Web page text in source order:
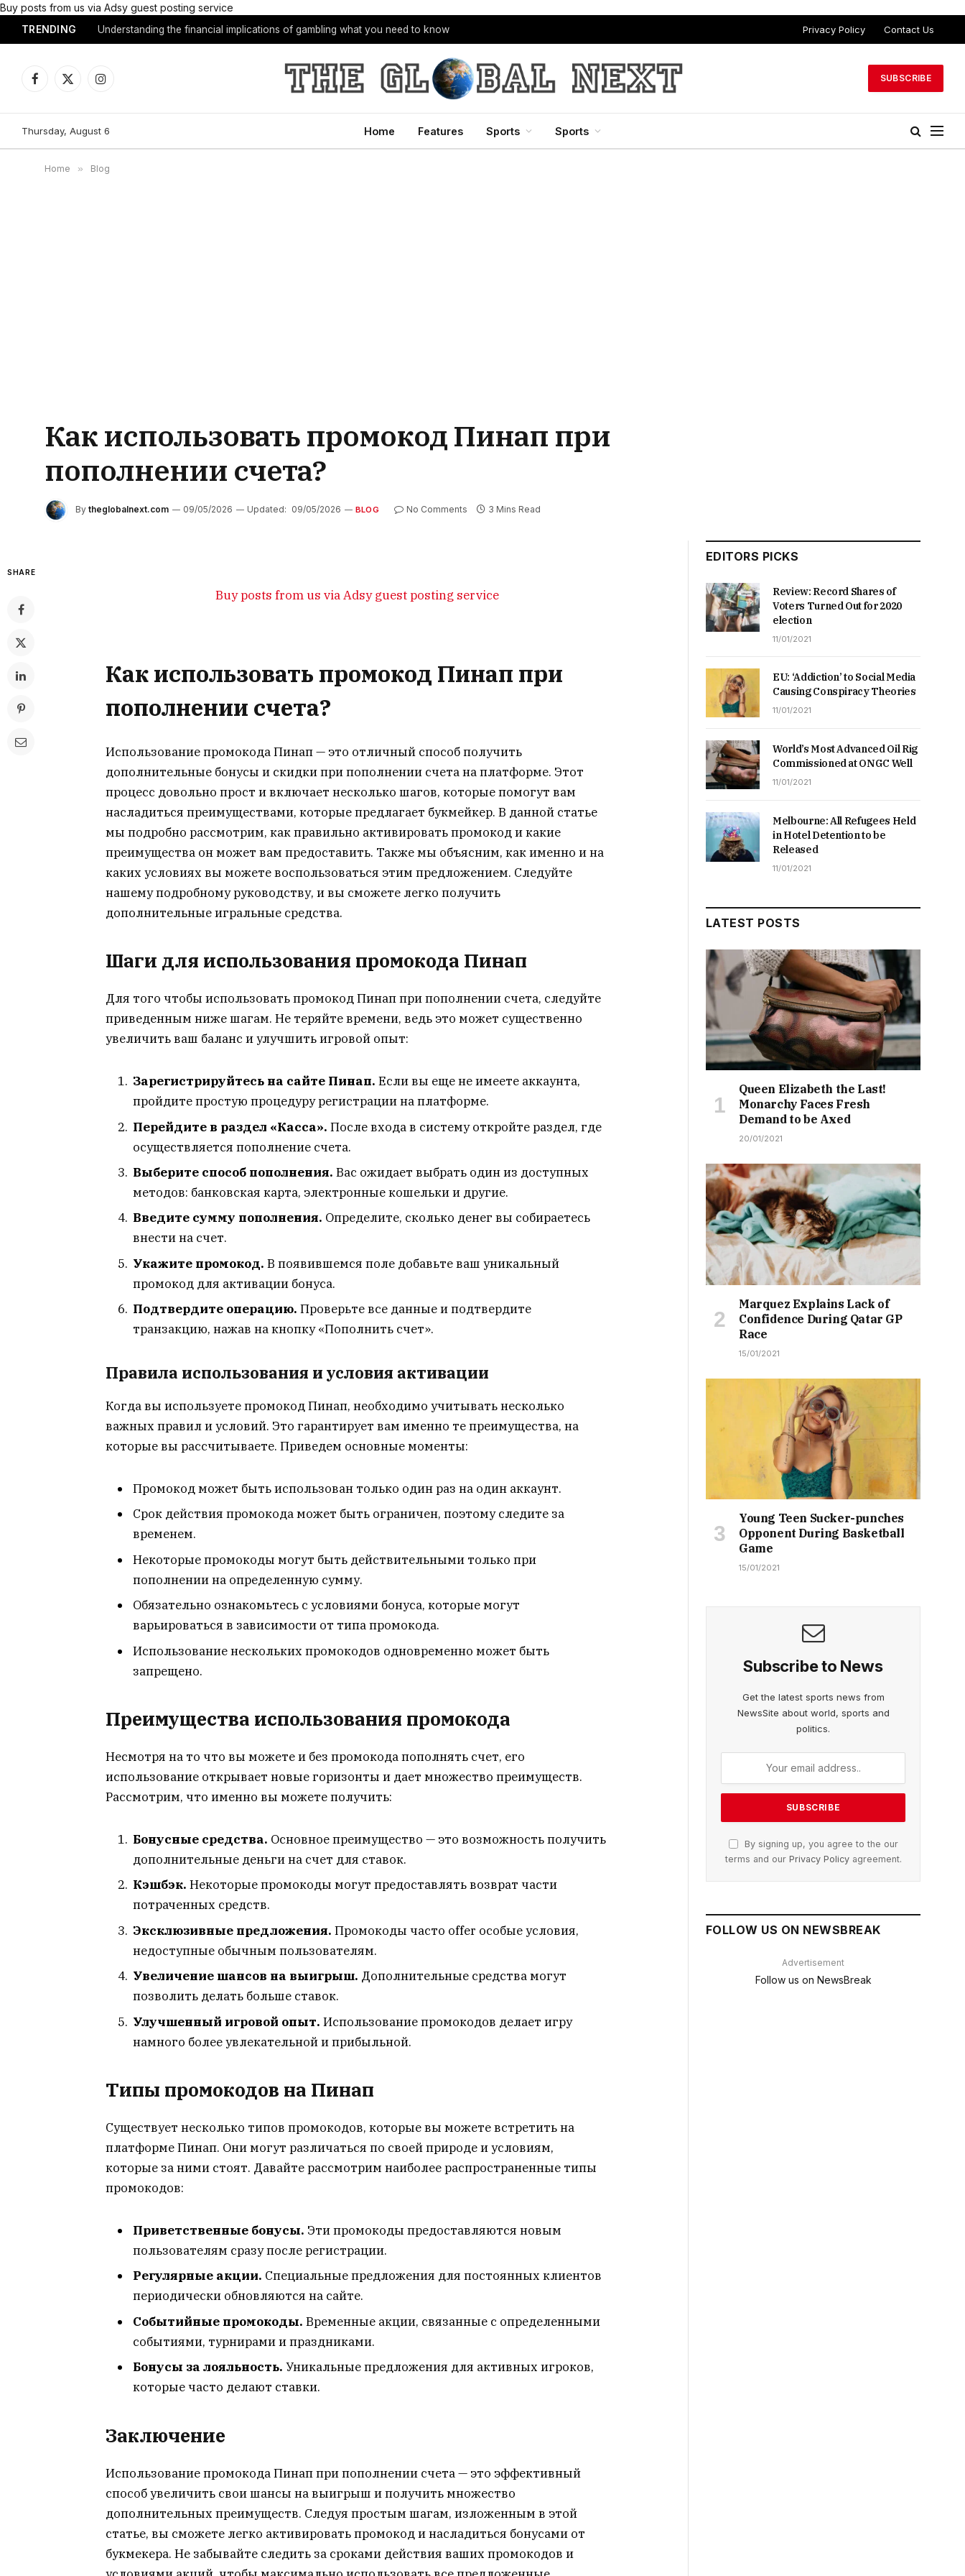
Buy posts from us via Adsy guest posting service
TRENDING Understanding the financial implications of gambling what you need to know Privacy Policy Contact Us
Facebook
X
Instagram
SUBSCRIBE
Thursday, August 6 Home Features Sports Sports
Home » Blog
Как использовать промокод Пинап при
пополнении счета?
By theglobalnext.com 09/05/2026 Updated: 09/05/2026 BLOG No Comments 3 Mins Read
SHARE
Buy posts from us via Adsy guest posting service
Как использовать промокод Пинап при
пополнении счета?
Использование промокода Пинап — это отличный способ получить
дополнительные бонусы и скидки при пополнении счета на платформе. Этот
процесс довольно прост и включает несколько шагов, которые помогут вам
насладиться преимуществами, которые предлагает букмейкер. В данной статье
мы подробно рассмотрим, как правильно активировать промокод и какие
преимущества он может вам предоставить. Также мы объясним, как именно и на
каких условиях вы можете воспользоваться этим предложением. Следуйте
нашему подробному руководству, и вы сможете легко получить
дополнительные игральные средства.
Шаги для использования промокода Пинап
Для того чтобы использовать промокод Пинап при пополнении счета, следуйте
приведенным ниже шагам. Не теряйте времени, ведь это может существенно
увеличить ваш баланс и улучшить игровой опыт:
Зарегистрируйтесь на сайте Пинап. Если вы еще не имеете аккаунта,
пройдите простую процедуру регистрации на платформе.
Перейдите в раздел «Касса». После входа в систему откройте раздел, где
осуществляется пополнение счета.
Выберите способ пополнения. Вас ожидает выбрать один из доступных
методов: банковская карта, электронные кошельки и другие.
Введите сумму пополнения. Определите, сколько денег вы собираетесь
внести на счет.
Укажите промокод. В появившемся поле добавьте ваш уникальный
промокод для активации бонуса.
Подтвердите операцию. Проверьте все данные и подтвердите
транзакцию, нажав на кнопку «Пополнить счет».
Правила использования и условия активации
Когда вы используете промокод Пинап, необходимо учитывать несколько
важных правил и условий. Это гарантирует вам именно те преимущества, на
которые вы рассчитываете. Приведем основные моменты:
Промокод может быть использован только один раз на один аккаунт.
Срок действия промокода может быть ограничен, поэтому следите за
временем.
Некоторые промокоды могут быть действительными только при
пополнении на определенную сумму.
Обязательно ознакомьтесь с условиями бонуса, которые могут
варьироваться в зависимости от типа промокода.
Использование нескольких промокодов одновременно может быть
запрещено.
Преимущества использования промокода
Несмотря на то что вы можете и без промокода пополнять счет, его
использование открывает новые горизонты и дает множество преимуществ.
Рассмотрим, что именно вы можете получить:
Бонусные средства. Основное преимущество — это возможность получить
дополнительные деньги на счет для ставок.
Кэшбэк. Некоторые промокоды могут предоставлять возврат части
потраченных средств.
Эксклюзивные предложения. Промокоды часто offer особые условия,
недоступные обычным пользователям.
Увеличение шансов на выигрыш. Дополнительные средства могут
позволить делать больше ставок.
Улучшенный игровой опыт. Использование промокодов делает игру
намного более увлекательной и прибыльной.
Типы промокодов на Пинап
Существует несколько типов промокодов, которые вы можете встретить на
платформе Пинап. Они могут различаться по своей природе и условиям,
которые за ними стоят. Давайте рассмотрим наиболее распространенные типы
промокодов:
Приветственные бонусы. Эти промокоды предоставляются новым
пользователям сразу после регистрации.
Регулярные акции. Специальные предложения для постоянных клиентов
периодически обновляются на сайте.
Событийные промокоды. Временные акции, связанные с определенными
событиями, турнирами и праздниками.
Бонусы за лояльность. Уникальные предложения для активных игроков,
которые часто делают ставки.
Заключение
Использование промокода Пинап при пополнении счета — это эффективный
способ увеличить свои шансы на выигрыш и получить множество
дополнительных преимуществ. Следуя простым шагам, изложенным в этой
статье, вы сможете легко активировать промокод и насладиться бонусами от
букмекера. Не забывайте следить за сроками действия ваших промокодов и
EDITORS PICKS
Review: Record Shares of
Voters Turned Out for 2020
election
11/01/2021
EU: ‘Addiction’ to Social Media
Causing Conspiracy Theories
11/01/2021
World’s Most Advanced Oil Rig
Commissioned at ONGC Well
11/01/2021
Melbourne: All Refugees Held
in Hotel Detention to be
Released
11/01/2021
LATEST POSTS
Queen Elizabeth the Last!
Monarchy Faces Fresh
Demand to be Axed
20/01/2021
Marquez Explains Lack of
Confidence During Qatar GP
Race
15/01/2021
Young Teen Sucker-punches
Opponent During Basketball
Game
15/01/2021
Subscribe to News
Get the latest sports news from
NewsSite about world, sports and
politics.
By signing up, you agree to the our
terms and our Privacy Policyagreement.
FOLLOW US ON NEWSBREAK
Advertisement
Follow us on NewsBreak